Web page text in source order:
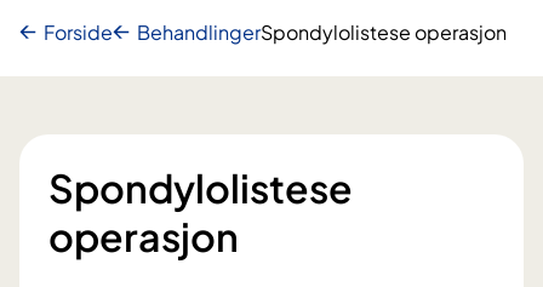
Forside BehandlingerSpondylolistese operasjon
Spondylolistese
operasjon